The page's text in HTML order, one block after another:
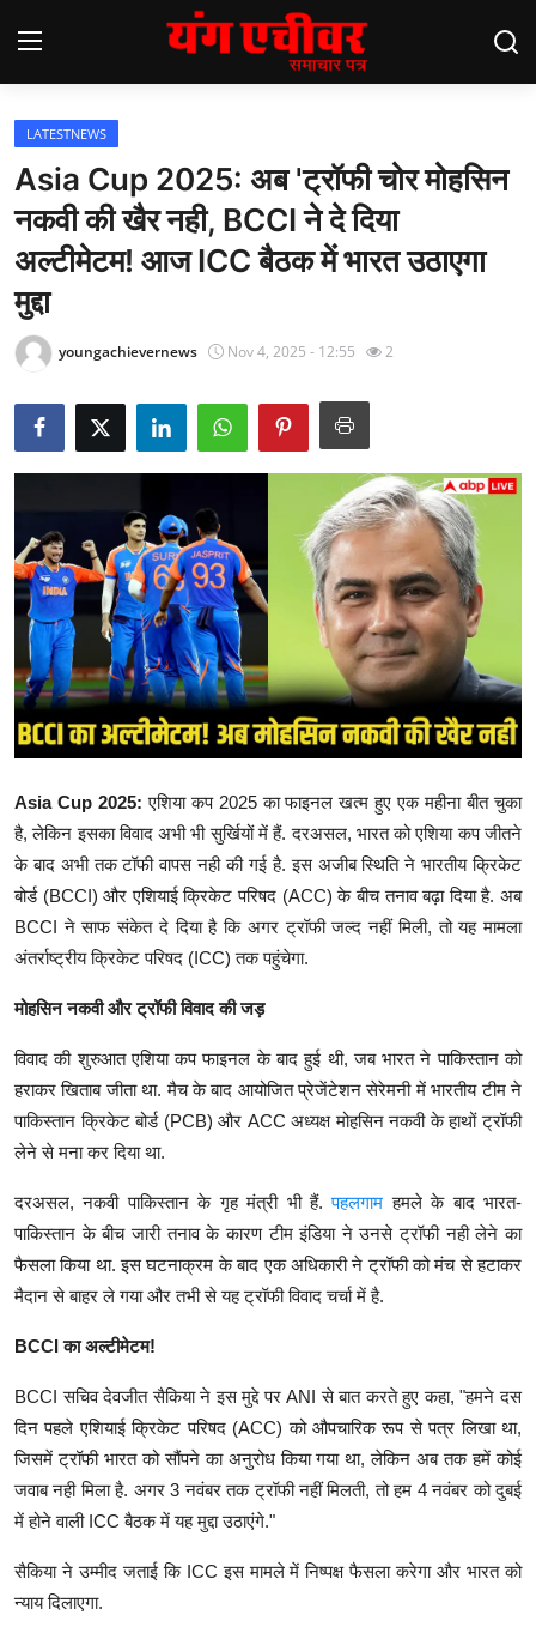
Home
Latestnews
Contact
{{7*7}}
LATESTNEWS
Asia Cup 2025: अब 'ट्रॉफी चोर मोहसिन
नकवी की खैर नही, BCCI ने दे दिया
अल्टीमेटम! आज ICC बैठक में भारत उठाएगा
मुद्दा
youngachievernews Nov 4, 2025 - 12:55 2
Asia Cup 2025: एशिया कप 2025 का फाइनल खत्म हुए एक महीना बीत चुका
है, लेकिन इसका विवाद अभी भी सुर्खियों में हैं. दरअसल, भारत को एशिया कप जीतने
के बाद अभी तक टॉफी वापस नही की गई है. इस अजीब स्थिति ने भारतीय क्रिकेट
बोर्ड (BCCI) और एशियाई क्रिकेट परिषद (ACC) के बीच तनाव बढ़ा दिया है. अब
BCCI ने साफ संकेत दे दिया है कि अगर ट्रॉफी जल्द नहीं मिली, तो यह मामला
अंतर्राष्ट्रीय क्रिकेट परिषद (ICC) तक पहुंचेगा.
मोहसिन नकवी और ट्रॉफी विवाद की जड़
विवाद की शुरुआत एशिया कप फाइनल के बाद हुई थी, जब भारत ने पाकिस्तान को
हराकर खिताब जीता था. मैच के बाद आयोजित प्रेजेंटेशन सेरेमनी में भारतीय टीम ने
पाकिस्तान क्रिकेट बोर्ड (PCB) और ACC अध्यक्ष मोहसिन नकवी के हाथों ट्रॉफी
लेने से मना कर दिया था.
दरअसल, नकवी पाकिस्तान के गृह मंत्री भी हैं.पहलगाम हमले के बाद भारत-
पाकिस्तान के बीच जारी तनाव के कारण टीम इंडिया ने उनसे ट्रॉफी नही लेने का
फैसला किया था. इस घटनाक्रम के बाद एक अधिकारी ने ट्रॉफी को मंच से हटाकर
मैदान से बाहर ले गया और तभी से यह ट्रॉफी विवाद चर्चा में है.
BCCI का अल्टीमेटम!
BCCI सचिव देवजीत सैकिया ने इस मुद्दे पर ANI से बात करते हुए कहा, "हमने दस
दिन पहले एशियाई क्रिकेट परिषद (ACC) को औपचारिक रूप से पत्र लिखा था,
जिसमें ट्रॉफी भारत को सौंपने का अनुरोध किया गया था, लेकिन अब तक हमें कोई
जवाब नही मिला है. अगर 3 नवंबर तक ट्रॉफी नहीं मिलती, तो हम 4 नवंबर को दुबई
में होने वाली ICC बैठक में यह मुद्दा उठाएंगे."
सैकिया ने उम्मीद जताई कि ICC इस मामले में निष्पक्ष फैसला करेगा और भारत को
न्याय दिलाएगा.